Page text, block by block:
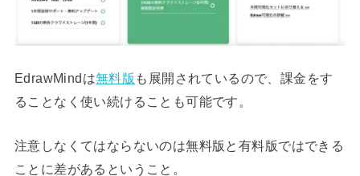
EdrawMindは無料版 も展開されているので、課金をす
ることなく使い続けることも可能です。
注意しなくてはならないのは無料版と有料版ではできる
ことに差があるということ。